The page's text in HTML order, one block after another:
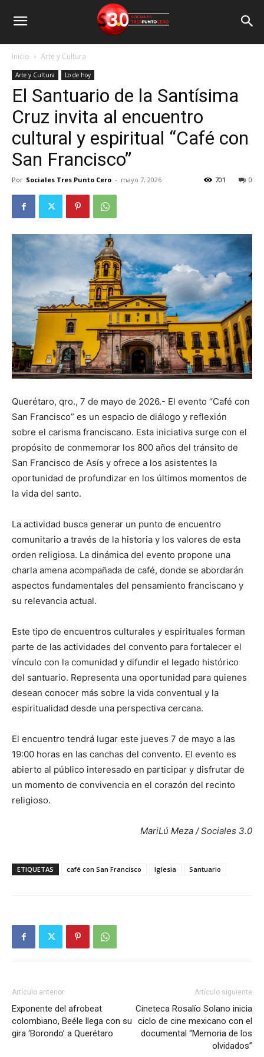
Inicio Arte y Cultura
Arte y Cultura Lo de hoy
El Santuario de la Santísima
Cruz invita al encuentro
cultural y espiritual “Café con
San Francisco”
Por Sociales Tres Punto Cero - mayo 7, 2026 0
701
Querétaro, qro., 7 de mayo de 2026.- El evento “Café con
San Francisco” es un espacio de diálogo y reflexión
sobre el carisma franciscano. Esta iniciativa surge con el
propósito de conmemorar los 800 años del tránsito de
San Francisco de Asís y ofrece a los asistentes la
oportunidad de profundizar en los últimos momentos de
la vida del santo.
La actividad busca generar un punto de encuentro
comunitario a través de la historia y los valores de esta
orden religiosa. La dinámica del evento propone una
charla amena acompañada de café, donde se abordarán
aspectos fundamentales del pensamiento franciscano y
su relevancia actual.
Este tipo de encuentros culturales y espirituales forman
parte de las actividades del convento para fortalecer el
vínculo con la comunidad y difundir el legado histórico
del santuario. Representa una oportunidad para quienes
desean conocer más sobre la vida conventual y la
espiritualidad desde una perspectiva cercana.
El encuentro tendrá lugar este jueves 7 de mayo a las
19:00 horas en las canchas del convento. El evento es
abierto al público interesado en participar y disfrutar de
un momento de convivencia en el corazón del recinto
religioso.
MariLú Meza / Sociales 3.0
ETIQUETAS café con San Francisco Iglesia Santuario
Artículo anterior
Exponente del afrobeat
colombiano, Beéle llega con su
gira ‘Borondo’ a Querétaro
Artículo siguiente
Cineteca Rosalío Solano inicia
ciclo de cine mexicano con el
documental “Memoria de los
olvidados”